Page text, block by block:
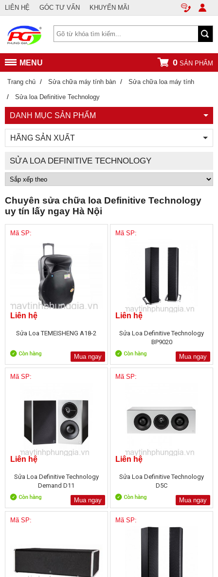
LIÊN HỆ GÓC TƯ VẤN KHUYẾN MÃI
MENU 0 SẢN PHẨM
Trang chủ / Sửa chữa máy tính bàn / Sửa chữa loa máy tính
/ Sửa loa Definitive Technology
DANH MỤC SẢN PHẨM
HÃNG SẢN XUẤT
SỬA LOA DEFINITIVE TECHNOLOGY
Chuyên sửa chữa loa Definitive Technology
uy tín lấy ngay Hà Nội
Mã SP:
Liên hệ
Sửa Loa TEMEISHENG A18-2
Mua ngay
Mã SP:
Liên hệ
Sửa Loa Definitive Technology
BP9020
Mua ngay
Mã SP:
Liên hệ
Sửa Loa Definitive Technology
Demand D11
Mua ngay
Mã SP:
Liên hệ
Sửa Loa Definitive Technology
D5C
Mua ngay
Mã SP: Mã SP: